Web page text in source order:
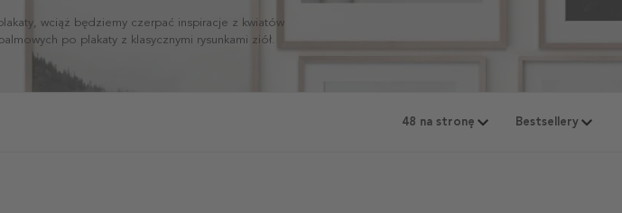
wciąż będziemy czerpać inspiracje z kwiatów
po plakaty z klasycznymi rysunkami ziół.